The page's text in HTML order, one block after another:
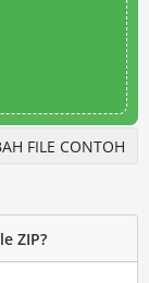
FILE CONTOH
ZIP?